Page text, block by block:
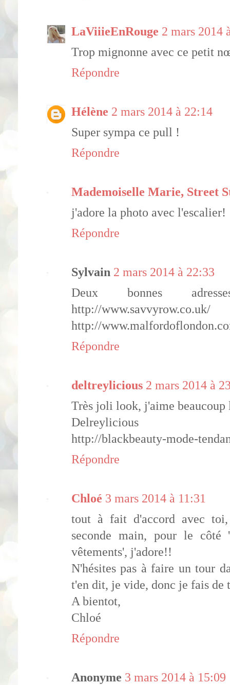
LaViiieEnRouge 2 mars 2014
Trop mignonne avec ce petit
Répondre
Hélène 2 mars 2014 à 22:14
Super sympa ce pull !
Répondre
Mademoiselle Marie, Street
j'adore la photo avec l'escalier!
Répondre
Sylvain 2 mars 2014 à 22:33
Deux bonnes
http://
http://
Répondre
deltreylicious 2 mars 2014 à
Très joli look, j'aime beaucoup
Delreylicious
http://blackbeauty-mode-
Répondre
Chloé 3 mars 2014 à 11:31
tout à fait d'accord avec
seconde main, pour le côté
vêtements', j'adore!!
N'hésites pas à faire un tour
t'en dit, je vide, donc je fais de
A bientot,
Chloé
Répondre
Anonyme 3 mars 2014 à 15:09